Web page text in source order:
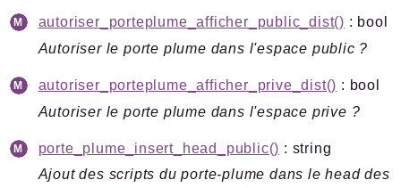
autoriser_porteplume_afficher_public_dist() : bool
Autoriser le porte plume dans l'espace public ?
autoriser_porteplume_afficher_prive_dist() : bool
Autoriser le porte plume dans l'espace prive ?
porte_plume_insert_head_public() : string
Ajout des scripts du porte-plume dans le head des